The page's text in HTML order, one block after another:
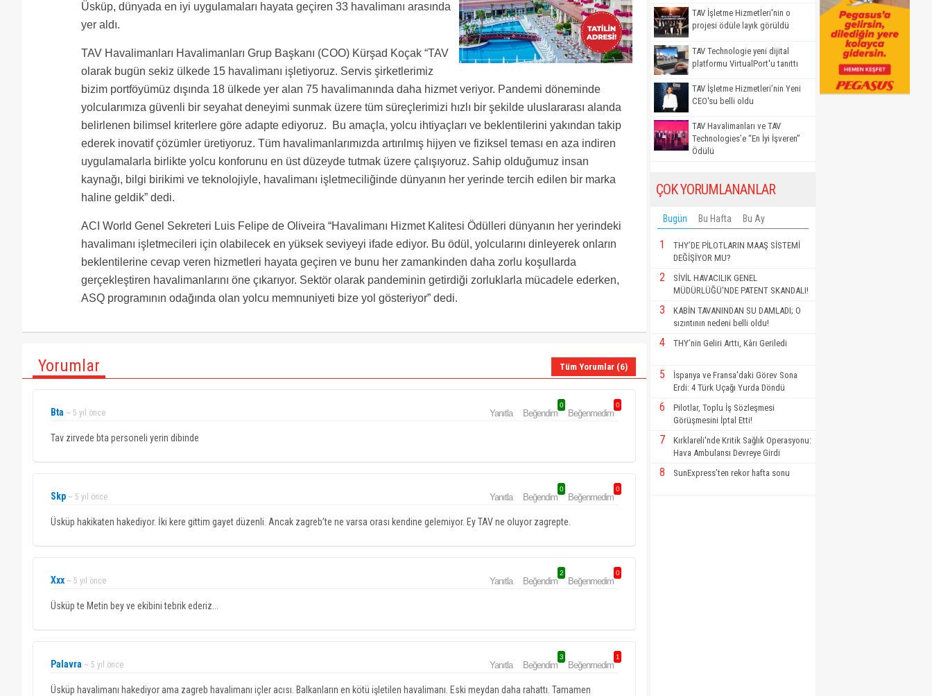
Üsküp, dünyada en iyi uygulamaları hayata geçiren 33 havalimanı arasında
yer aldı.
TAV Havalimanları Havalimanları Grup Başkanı (COO) Kürşad Koçak “TAV
olarak bugün sekiz ülkede 15 havalimanı işletiyoruz. Servis şirketlerimiz
bizim portföyümüz dışında 18 ülkede yer alan 75 havalimanında daha hizmet veriyor. Pandemi döneminde
yolcularımıza güvenli bir seyahat deneyimi sunmak üzere tüm süreçlerimizi hızlı bir şekilde uluslararası alanda
belirlenen bilimsel kriterlere göre adapte ediyoruz. Bu amaçla, yolcu ihtiyaçları ve beklentilerini yakından takip
ederek inovatif çözümler üretiyoruz. Tüm havalimanlarımızda artırılmış hijyen ve fiziksel teması en aza indiren
uygulamalarla birlikte yolcu konforunu en üst düzeyde tutmak üzere çalışıyoruz. Sahip olduğumuz insan
kaynağı, bilgi birikimi ve teknolojiyle, havalimanı işletmeciliğinde dünyanın her yerinde tercih edilen bir marka
haline geldik” dedi.
ACI World Genel Sekreteri Luis Felipe de Oliveira “Havalimanı Hizmet Kalitesi Ödülleri dünyanın her yerindeki
havalimanı işletmecileri için olabilecek en yüksek seviyeyi ifade ediyor. Bu ödül, yolcularını dinleyerek onların
beklentilerine cevap veren hizmetleri hayata geçiren ve bunu her zamankinden daha zorlu koşullarda
gerçekleştiren havalimanlarını öne çıkarıyor. Sektör olarak pandeminin getirdiği zorluklarla mücadele ederken,
ASQ programının odağında olan yolcu memnuniyeti bize yol gösteriyor” dedi.
Yorumlar Tüm Yorumlar (6)
Bta ~ 5 yıl önce Yanıtla Beğendim
0
Beğenmedim
0
Tav zirvede bta personeli yerin dibinde
Skp ~ 5 yıl önce Yanıtla Beğendim
0
Beğenmedim
0
Üsküp hakikaten hakediyor. İki kere gittim gayet düzenli. Ancak zagreb’te ne varsa orası kendine gelemiyor. Ey TAV ne oluyor zagrepte.
Xxx ~ 5 yıl önce Yanıtla Beğendim
2
Beğenmedim
0
Üsküp te Metin bey ve ekibini tebrik ederiz...
Palavra ~ 5 yıl önce Yanıtla Beğendim
3
Beğenmedim
1
Üsküp havalimanı hakediyor ama zagreb havalimanı içler acısı. Balkanların en kötü işletilen havalimanı. Eski meydan daha rahattı. Tamamen
TAV İşletme Hizmetleri'nin o
projesi ödüle layık görüldü
TAV Technologie yeni dijital
platformu VirtualPort'u tanıttı
TAV İşletme Hizmetleri’nin Yeni
CEO'su belli oldu
TAV Havalimanları ve TAV
Technologies’e “En İyi İşveren”
Ödülü
ÇOK YORUMLANANLAR
Bugün Bu Hafta Bu Ay
1
THY’DE PİLOTLARIN MAAŞ SİSTEMİ
DEĞİŞİYOR MU?
2
SİVİL HAVACILIK GENEL
MÜDÜRLÜĞÜ'NDE PATENT SKANDALI!
3
KABİN TAVANINDAN SU DAMLADI; O
sızıntının nedeni belli oldu!
4 THY’nin Geliri Arttı, Kârı Geriledi
5
İspanya ve Fransa'daki Görev Sona
Erdi: 4 Türk Uçağı Yurda Döndü
6
Pilotlar, Toplu İş Sözleşmesi
Görüşmesini İptal Etti!
7
Kırklareli'nde Kritik Sağlık Operasyonu:
Hava Ambulansı Devreye Girdi
8 SunExpress’ten rekor hafta sonu